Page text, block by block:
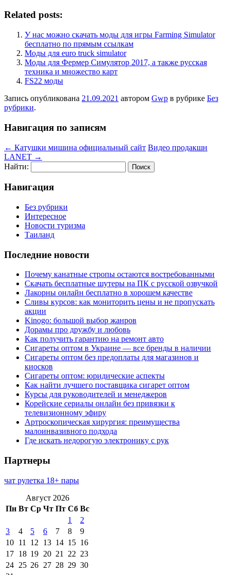
Related posts:
У нас можно скачать моды для игры Farming Simulator
бесплатно по прямым ссылкам
Моды для euro truck simulator
Моды для Фермер Симулятор 2017, а также русская
техника и множество карт
FS22 моды
Запись опубликована 21.09.2021 автором Gwp в рубрике Без
рубрики.
Навигация по записям
← Катушки мишина официальный сайт Видео продакшн
LANET →
Найти:
Навигация
Без рубрики
Интересное
Новости туризма
Таиланд
Последние новости
Почему канатные стропы остаются востребованными
Скачать бесплатные шутеры на ПК с русской озвучкой
Лакорны онлайн бесплатно в хорошем качестве
Сливы курсов: как мониторить цены и не пропускать
акции
Kinogo: большой выбор жанров
Дорамы про дружбу и любовь
Как получить гарантию на ремонт авто
Сигареты оптом в Украине — все бренды в наличии
Сигареты оптом без предоплаты для магазинов и
киосков
Сигареты оптом: юридические аспекты
Как найти лучшего поставщика сигарет оптом
Курсы для руководителей и менеджеров
Корейские сериалы онлайн без привязки к
телевизионному эфиру
Артроскопическая хирургия: преимущества
малоинвазивного подхода
Где искать недорогую электронику с рук
Партнеры
чат рулетка 18+ пары
Август 2026
Пн Вт Ср Чт Пт Сб Вс
1
2
3
4 5 6 7 8
9
10 11 12 13 14 15 16
17 18 19 20 21 22 23
24 25 26 27 28 29 30